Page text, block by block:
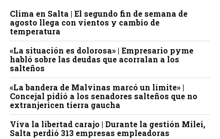
Clima en Salta | El segundo fin de semana de
agosto llega con vientos y cambio de
temperatura
«La situación es dolorosa» | Empresario pyme
habló sobre las deudas que acorralan a los
salteños
«La bandera de Malvinas marcó un límite» |
Concejal pidió a los senadores salteños que no
extranjericen tierra gaucha
Viva la libertad carajo | Durante la gestión Milei,
Salta perdió 313 empresas empleadoras